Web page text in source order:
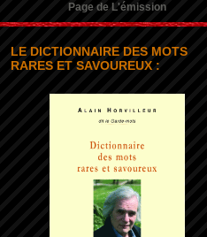
Page de L'émission
LE DICTIONNAIRE DES MOTS
RARES ET SAVOUREUX :